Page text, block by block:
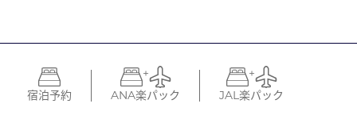
宿泊予約
+
ANA楽パック
+
JAL楽パック